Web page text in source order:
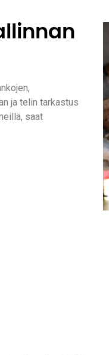
ja telin tarkastus
saat